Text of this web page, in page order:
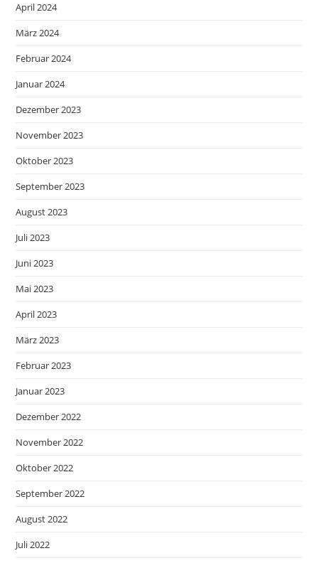
April 2024
März 2024
Februar 2024
Januar 2024
Dezember 2023
November 2023
Oktober 2023
September 2023
August 2023
Juli 2023
Juni 2023
Mai 2023
April 2023
März 2023
Februar 2023
Januar 2023
Dezember 2022
November 2022
Oktober 2022
September 2022
August 2022
Juli 2022